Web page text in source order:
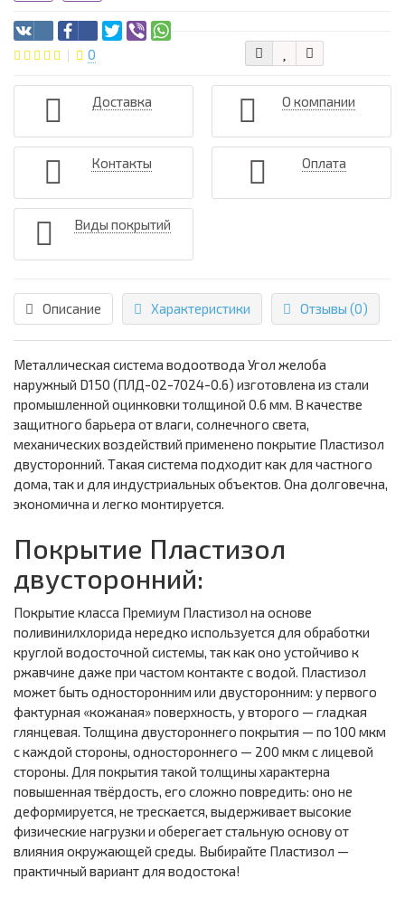
0
Доставка О компании
Контакты Оплата
Виды покрытий
Описание Характеристики Отзывы (0)
Металлическая система водоотвода Угол желоба
наружный D150 (ПЛД-02-7024-0.6) изготовлена из стали
промышленной оцинковки толщиной 0.6 мм. В качестве
защитного барьера от влаги, солнечного света,
механических воздействий применено покрытие Пластизол
двусторонний. Такая система подходит как для частного
дома, так и для индустриальных объектов. Она долговечна,
экономична и легко монтируется.
Покрытие Пластизол
двусторонний:
Покрытие класса Премиум Пластизол на основе
поливинилхлорида нередко используется для обработки
круглой водосточной системы, так как оно устойчиво к
ржавчине даже при частом контакте с водой. Пластизол
может быть односторонним или двусторонним: у первого
фактурная «кожаная» поверхность, у второго — гладкая
глянцевая. Толщина двустороннего покрытия — по 100 мкм
с каждой стороны, одностороннего — 200 мкм с лицевой
стороны. Для покрытия такой толщины характерна
повышенная твёрдость, его сложно повредить: оно не
деформируется, не трескается, выдерживает высокие
физические нагрузки и оберегает стальную основу от
влияния окружающей среды. Выбирайте Пластизол —
практичный вариант для водостока!